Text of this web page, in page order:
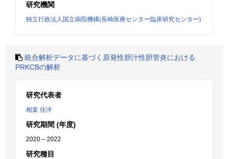
研究機関
独立行政法人国立病院機構(長崎医療センター臨床研究センター)
統合解析データに基づく原発性胆汁性胆管炎における
PRKCBの解析
研究代表者
相葉 佳洋
研究期間 (年度)
2020 – 2022
研究種目